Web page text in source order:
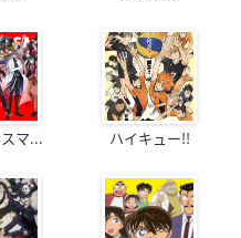
マ... ハイキュー!!